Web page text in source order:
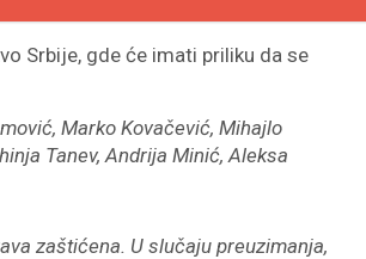
Srbije, gde će imati priliku da se
Marko Kovačević, Mihajlo
Tanev, Andrija Minić, Aleksa
zaštićena. U slučaju preuzimanja,